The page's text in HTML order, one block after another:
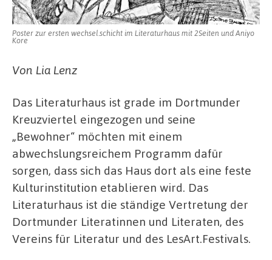
Poster zur ersten wechsel.schicht im Literaturhaus mit 2Seiten und Aniyo
Kore
Von Lia Lenz
Das Literaturhaus ist grade im Dortmunder
Kreuzviertel eingezogen und seine
„Bewohner“ möchten mit einem
abwechslungsreichem Programm dafür
sorgen, dass sich das Haus dort als eine feste
Kulturinstitution etablieren wird. Das
Literaturhaus ist die ständige Vertretung der
Dortmunder Literatinnen und Literaten, des
Vereins für Literatur und des LesArt.Festivals.